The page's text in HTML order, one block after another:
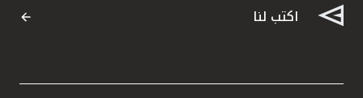
اكتب لنا